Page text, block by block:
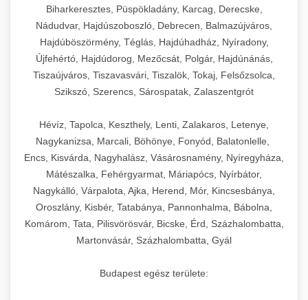
Biharkeresztes, Püspökladány, Karcag, Derecske,
Nádudvar, Hajdúszoboszló, Debrecen, Balmazújváros,
Hajdúböszörmény, Téglás, Hajdúhadház, Nyíradony,
Újfehértó, Hajdúdorog, Mezőcsát, Polgár, Hajdúnánás,
Tiszaújváros, Tiszavasvári, Tiszalök, Tokaj, Felsőzsolca,
Szikszó, Szerencs, Sárospatak, Zalaszentgrót
Hévíz, Tapolca, Keszthely, Lenti, Zalakaros, Letenye,
Nagykanizsa, Marcali, Böhönye, Fonyód, Balatonlelle,
Encs, Kisvárda, Nagyhalász, Vásárosnamény, Nyíregyháza,
Mátészalka, Fehérgyarmat, Máriapócs, Nyírbátor,
Nagykálló, Várpalota, Ajka, Herend, Mór, Kincsesbánya,
Oroszlány, Kisbér, Tatabánya, Pannonhalma, Bábolna,
Komárom, Tata, Pilisvörösvár, Bicske, Érd, Százhalombatta,
Martonvásár, Százhalombatta, Gyál
Budapest egész területe: